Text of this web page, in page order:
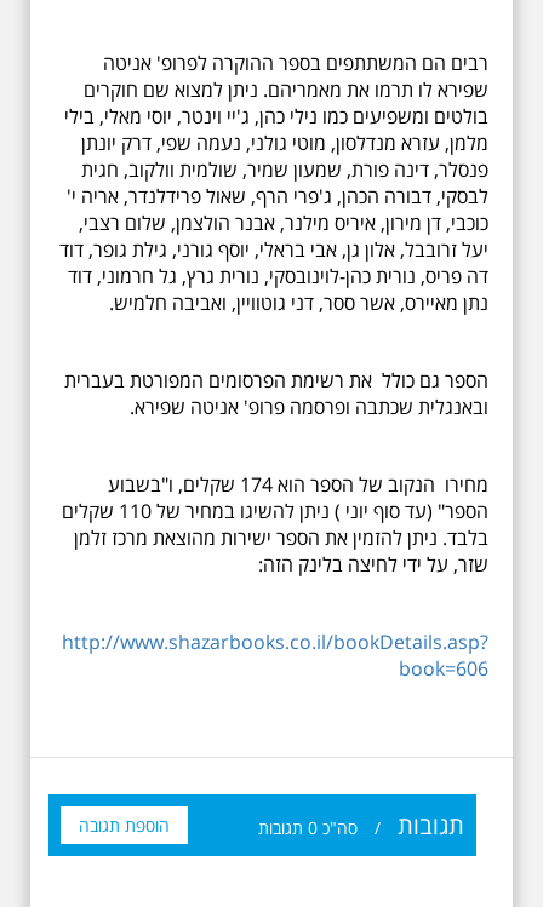
רבים הם המשתתפים בספר ההוקרה לפרופ' אניטה
שפירא לו תרמו את מאמריהם. ניתן למצוא שם חוקרים
בולטים ומשפיעים כמו נילי כהן, ג'יי וינטר, יוסי מאלי, בילי
מלמן, עזרא מנדלסון, מוטי גולני, נעמה שפי, דרק יונתן
פנסלר, דינה פורת, שמעון שמיר, שולמית וולקוב, חגית
לבסקי, דבורה הכהן, ג'פרי הרף, שאול פרידלנדר, אריה י'
כוכבי, דן מירון, איריס מילנר, אבנר הולצמן, שלום רצבי,
יעל זרובבל, אלון גן, אבי בראלי, יוסף גורני, גילת גופר, דוד
דה פריס, נורית כהן-לוינובסקי, נורית גרץ, גל חרמוני, דוד
נתן מאיירס, אשר ססר, דני גוטוויין, ואביבה חלמיש.
הספר גם כולל את רשימת הפרסומים המפורטת בעברית
ובאנגלית שכתבה ופרסמה פרופ' אניטה שפירא.
מחירו הנקוב של הספר הוא 174 שקלים, ו"בשבוע
הספר" (עד סוף יוני ) ניתן להשיגו במחיר של 110 שקלים
בלבד. ניתן להזמין את הספר ישירות מהוצאת מרכז זלמן
שזר, על ידי לחיצה בלינק הזה:
http://www.shazarbooks.co.il/bookDetails.asp?
book=606
תגובות / סה"כ 0 תגובות הוספת תגובה 19.6.2026 יום שישי
בבוקר בשעה 10:00 -